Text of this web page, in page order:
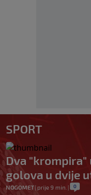
SPORT
Dva "krompira"
golova u dvije
NOGOMET| prije 9 min. | 0